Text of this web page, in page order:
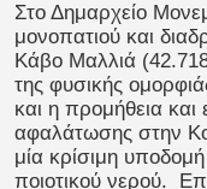
Στο Δημαρχείο
μονοπατιού και
Κάβο Μαλλιά
της φυσικής
και η προμήθεια
αφαλάτωσης στην
μία κρίσιμη
ποιοτικού νερού.